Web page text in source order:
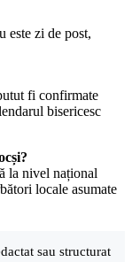
este zi de post,
fi confirmate
bisericesc
la nivel național
locale asumate
sau structurat